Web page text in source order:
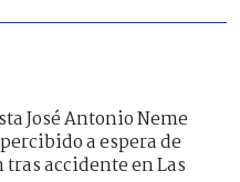
José Antonio Neme
a espera de
accidente en Las